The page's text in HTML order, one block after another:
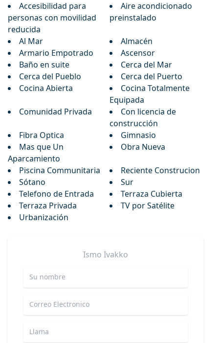
Accesibilidad para
personas con movilidad
reducida
Aire acondicionado
preinstalado
Al Mar
Almacén
Armario Empotrado
Ascensor
Baño en suite
Cerca del Mar
Cerca del Pueblo
Cerca del Puerto
Cocina Abierta
Cocina Totalmente
Equipada
Comunidad Privada
Con licencia de
construcción
Fibra Optica
Gimnasio
Mas que Un
Aparcamiento
Obra Nueva
Piscina Communitaria
Reciente Construcion
Sótano
Sur
Telefono de Entrada
Terraza Cubierta
Terraza Privada
TV por Satélite
Urbanización
Ismo Ivakko